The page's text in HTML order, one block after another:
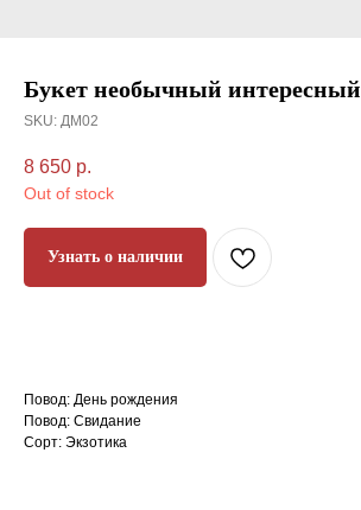
Букет необычный интересный
SKU: ДМ02
8 650 р.
Out of stock
Узнать о наличии
Повод: День рождения
Повод: Свидание
Сорт: Экзотика